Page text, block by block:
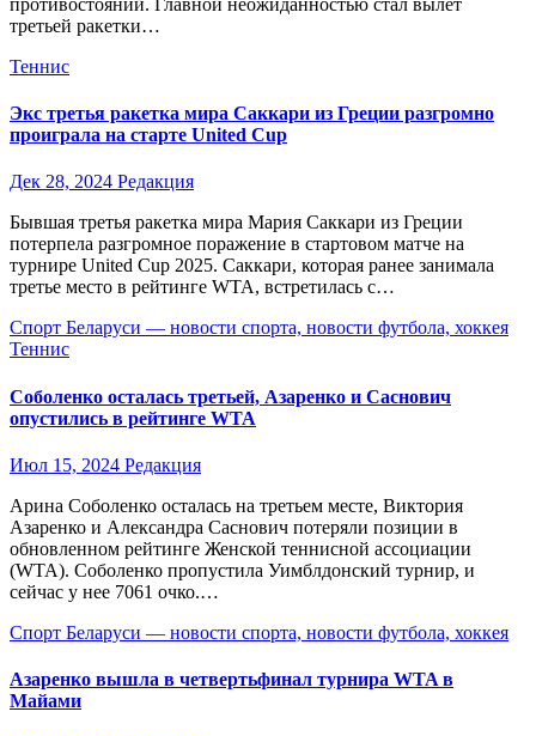
противостояний. Главной неожиданностью стал вылет
третьей ракетки…
Теннис
Экс третья ракетка мира Саккари из Греции разгромно
проиграла на старте United Cup
Дек 28, 2024 Редакция
Бывшая третья ракетка мира Мария Саккари из Греции
потерпела разгромное поражение в стартовом матче на
турнире United Cup 2025. Саккари, которая ранее занимала
третье место в рейтинге WTA, встретилась с…
Спорт Беларуси — новости спорта, новости футбола, хоккея
Теннис
Соболенко осталась третьей, Азаренко и Саснович
опустились в рейтинге WTA
Июл 15, 2024 Редакция
Арина Соболенко осталась на третьем месте, Виктория
Азаренко и Александра Саснович потеряли позиции в
обновленном рейтинге Женской теннисной ассоциации
(WTA). Соболенко пропустила Уимблдонский турнир, и
сейчас у нее 7061 очко.…
Спорт Беларуси — новости спорта, новости футбола, хоккея
Азаренко вышла в четвертьфинал турнира WTA в
Майами